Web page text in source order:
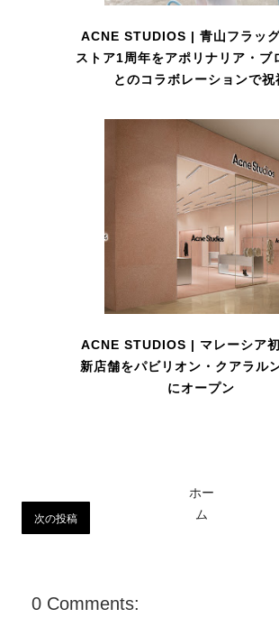
ACNE STUDIOS | 青山フラッ
ストア1周年をアポリナリア・ブ
とのコラボレーションで祝
ACNE STUDIOS | マレーシア
新店舗をパビリオン・クアラル
にオープン
次の投稿
ホー
ム
0 Comments: